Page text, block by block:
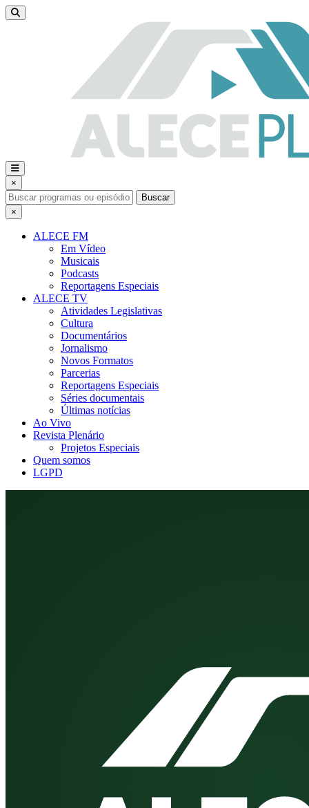
×
Buscar
×
ALECE FM
Em Vídeo
Musicais
Podcasts
Reportagens Especiais
ALECE TV
Atividades Legislativas
Cultura
Documentários
Jornalismo
Novos Formatos
Parcerias
Reportagens Especiais
Séries documentais
Últimas notícias
Ao Vivo
Revista Plenário
Projetos Especiais
Quem somos
LGPD